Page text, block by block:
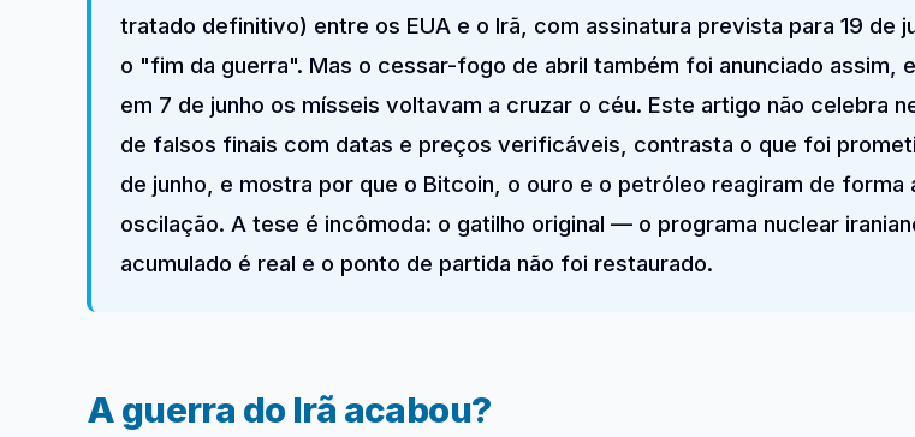
tratado definitivo) entre os EUA e o Irã, com assinatura prevista para 19 de
o "fim da guerra". Mas o cessar-fogo de abril também foi anunciado assim,
em 7 de junho os mísseis voltavam a cruzar o céu. Este artigo não celebra
de falsos finais com datas e preços verificáveis, contrasta o que foi
de junho, e mostra por que o Bitcoin, o ouro e o petróleo reagiram de
oscilação. A tese é incômoda: o gatilho original — o programa nuclear
acumulado é real e o ponto de partida não foi restaurado.
A guerra do Irã acabou?